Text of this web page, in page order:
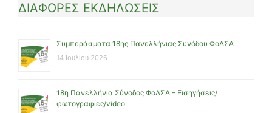
ΔΙΑΦΟΡΕΣ ΕΚΔΗΛΩΣΕΙΣ
Συμπεράσματα 18ης Πανελλήνιας Συνόδου ΦοΔΣΑ
14 Ιουλίου 2026
18η Πανελλήνια Σύνοδος ΦοΔΣΑ – Εισηγήσεις/
φωτογραφίες/video